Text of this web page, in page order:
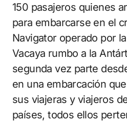
150 pasajeros quienes
para embarcarse en el
Navigator operado por
Vacaya rumbo a la
segunda vez parte
en una embarcación
sus viajeras y viajeros
países, todos ellos